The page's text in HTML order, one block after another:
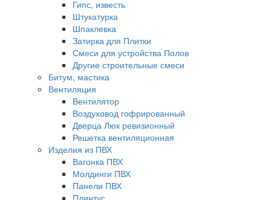
Гипс, известь
Штукатурка
Шпаклевка
Затирка для Плитки
Смеси для устройства Полов
Другие строительные смеси
Битум, мастика
Вентиляция
Вентилятор
Воздуховод гофрированный
Дверца Люк ревизионный
Решетка вентиляционная
Изделия из ПВХ
Вагонка ПВХ
Молдинги ПВХ
Панели ПВХ
Плинтус